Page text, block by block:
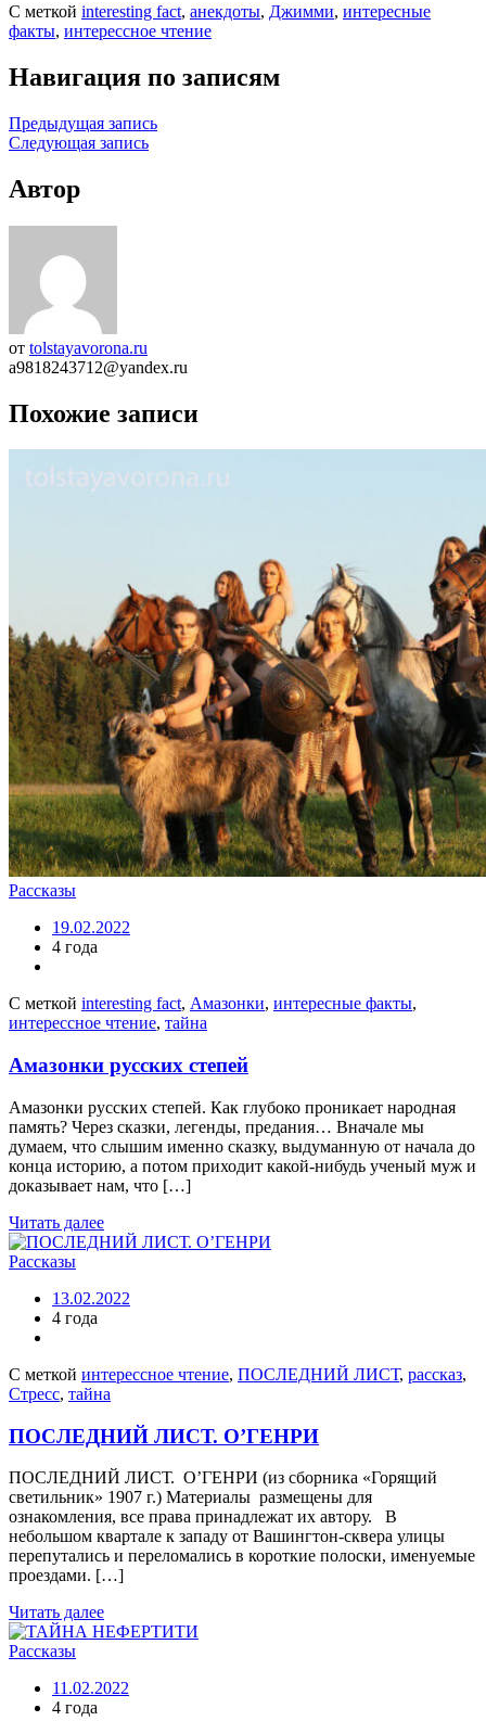
С меткой interesting fact, анекдоты, Джимми, интересные
факты, интерессное чтение
Навигация по записям
Предыдущая запись
Следующая запись
Автор
от tolstayavorona.ru
a9818243712@yandex.ru
Похожие записи
Рассказы
19.02.2022
4 года
С меткой interesting fact, Амазонки, интересные факты,
интерессное чтение, тайна
Амазонки русских степей
Амазонки русских степей. Как глубоко проникает народная
память? Через сказки, легенды, предания… Вначале мы
думаем, что слышим именно сказку, выдуманную от начала до
конца историю, а потом приходит какой-нибудь ученый муж и
доказывает нам, что […]
Читать далее
Рассказы
13.02.2022
4 года
С меткой интерессное чтение, ПОСЛЕДНИЙ ЛИСТ, рассказ,
Стресс, тайна
ПОСЛЕДНИЙ ЛИСТ. О’ГЕНРИ
ПОСЛЕДНИЙ ЛИСТ. О’ГЕНРИ (из сборника «Горящий
светильник» 1907 г.) Материалы размещены для
ознакомления, все права принадлежат их автору. В
небольшом квартале к западу от Вашингтон-сквера улицы
перепутались и переломались в короткие полоски, именуемые
проeздами. […]
Читать далее
Рассказы
11.02.2022
4 года